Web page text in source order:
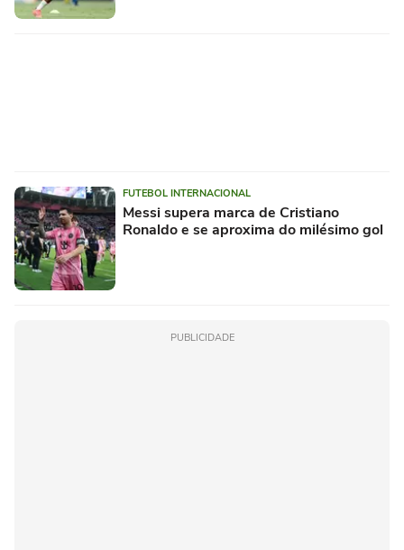
FUTEBOL INTERNACIONAL
Messi supera marca de Cristiano
Ronaldo e se aproxima do milésimo gol
PUBLICIDADE